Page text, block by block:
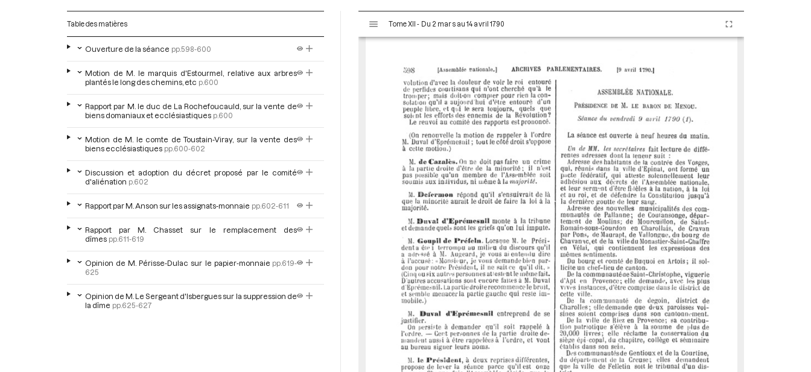
Table des matières
Ouverture de la séance pp.598-600
Motion de M. le marquis d'Estourmel, relative aux arbres
plantés le long des chemins, etc p.600
Rapport par M. le duc de La Rochefoucauld, sur la vente de
biens domaniaux et ecclésiastiques p.600
Motion de M. le comte de Toustain-Viray, sur la vente des
biens ecclésiastiques pp.600-602
Discussion et adoption du décret proposé par le comité
d'aliénation p.602
Rapport par M. Anson sur les assignats-monnaie pp.602-611
Rapport par M. Chasset sur le remplacement des
dîmes pp.611-619
Opinion de M. Périsse-Dulac sur le papier-monnaie pp.619-
625
Opinion de M. Le Sergeant d'Isbergues sur la suppression de
la dîme pp.625-627
s
Tome XII - Du 2 mars au 14 avril 1790